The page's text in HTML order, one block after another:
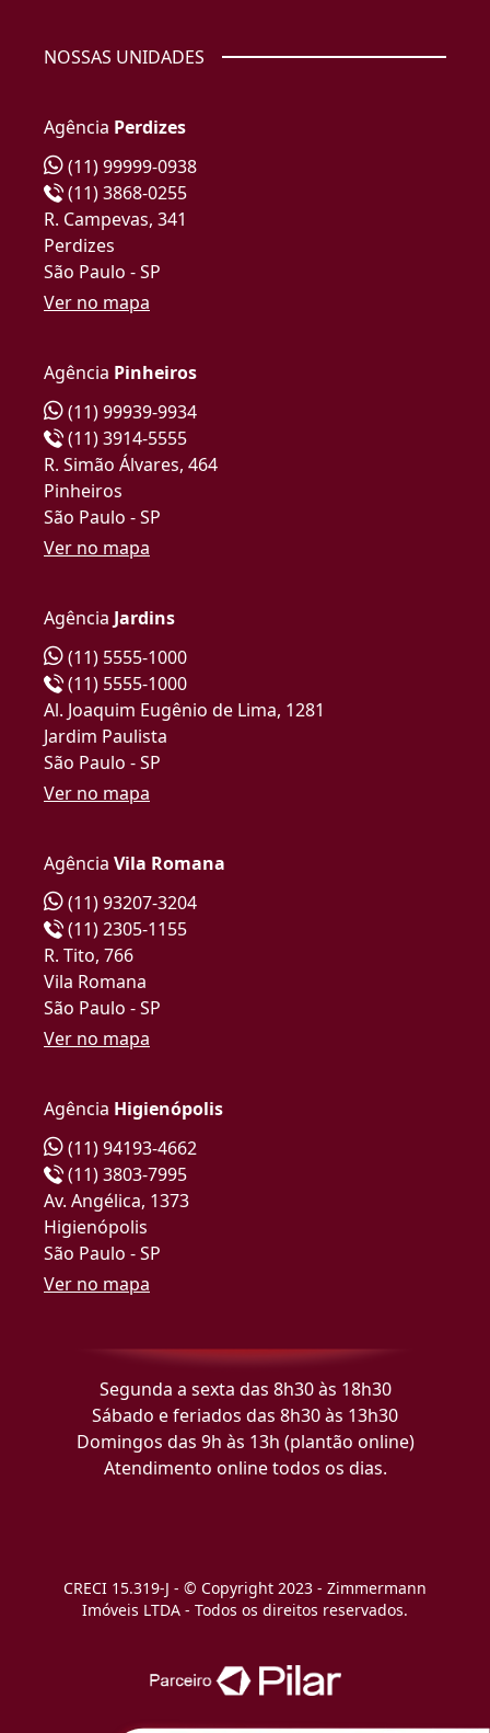
NOSSAS UNIDADES
Agência Perdizes
(11) 99999-0938
(11) 3868-0255
R. Campevas, 341
Perdizes
São Paulo - SP
Ver no mapa
Agência Pinheiros
(11) 99939-9934
(11) 3914-5555
R. Simão Álvares, 464
Pinheiros
São Paulo - SP
Ver no mapa
Agência Jardins
(11) 5555-1000
(11) 5555-1000
Al. Joaquim Eugênio de Lima, 1281
Jardim Paulista
São Paulo - SP
Ver no mapa
Agência Vila Romana
(11) 93207-3204
(11) 2305-1155
R. Tito, 766
Vila Romana
São Paulo - SP
Ver no mapa
Agência Higienópolis
(11) 94193-4662
(11) 3803-7995
Av. Angélica, 1373
Higienópolis
São Paulo - SP
Ver no mapa
Segunda a sexta das 8h30 às 18h30
Sábado e feriados das 8h30 às 13h30
Domingos das 9h às 13h (plantão online)
Atendimento online todos os dias.
CRECI 15.319-J - © Copyright 2023 - Zimmermann
Imóveis LTDA - Todos os direitos reservados.